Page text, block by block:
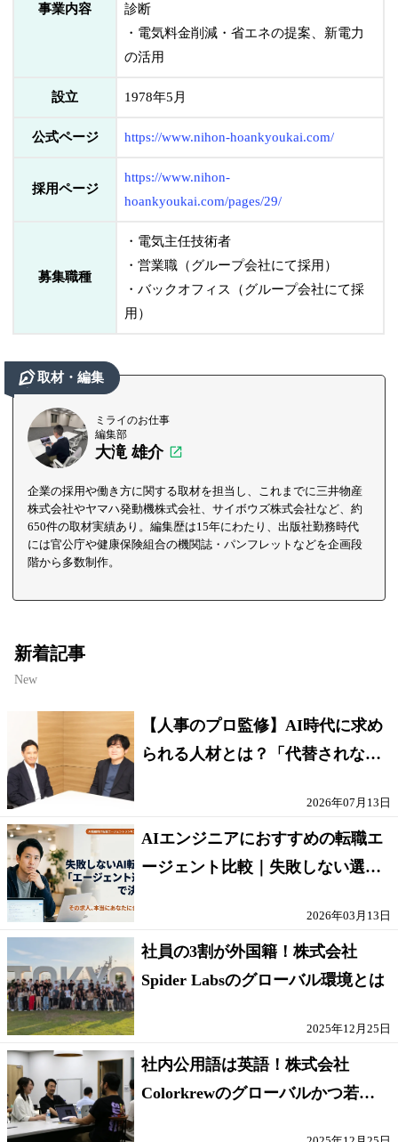
事業内容
診断
・電気料金削減・省エネの提案、新電力
の活用
設立 1978年5月
公式ページ https://www.nihon-hoankyoukai.com/
採用ページ
https://www.nihon-
hoankyoukai.com/pages/29/
募集職種
・電気主任技術者
・営業職（グループ会社にて採用）
・バックオフィス（グループ会社にて採
用）
取材・編集
ミライのお仕事
編集部
大滝 雄介
企業の採用や働き方に関する取材を担当し、これまでに三井物産
株式会社やヤマハ発動機株式会社、サイボウズ株式会社など、約
650件の取材実績あり。編集歴は15年にわたり、出版社勤務時代
には官公庁や健康保険組合の機関誌・パンフレットなどを企画段
階から多数制作。
新着記事
New
【人事のプロ監修】AI時代に求め
られる人材とは？「代替されない
2026年07月13日
AIエンジニアにおすすめの転職エ
ージェント比較｜失敗しない選び
2026年03月13日
社員の3割が外国籍！株式会社
Spider Labsのグローバル環境とは
2025年12月25日
社内公用語は英語！株式会社
Colorkrewのグローバルかつ若手